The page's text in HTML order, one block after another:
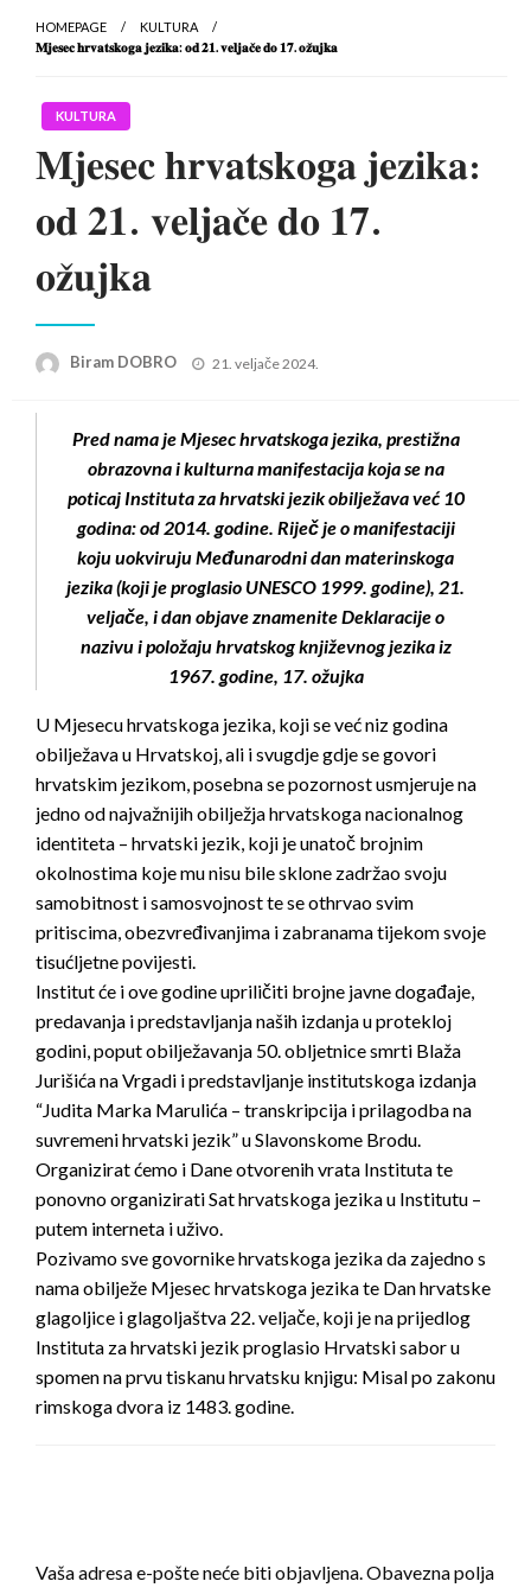
HOMEPAGE
KULTURA
𝐌𝐣𝐞𝐬𝐞𝐜 𝐡𝐫𝐯𝐚𝐭𝐬𝐤𝐨𝐠𝐚 𝐣𝐞𝐳𝐢𝐤𝐚: 𝐨𝐝 𝟐𝟏. 𝐯𝐞𝐥𝐣𝐚𝐜̌𝐞 𝐝𝐨 𝟏𝟕. 𝐨𝐳̌𝐮𝐣𝐤𝐚
KULTURA
𝐌𝐣𝐞𝐬𝐞𝐜 𝐡𝐫𝐯𝐚𝐭𝐬𝐤𝐨𝐠𝐚 𝐣𝐞𝐳𝐢𝐤𝐚:
𝐨𝐝 𝟐𝟏. 𝐯𝐞𝐥𝐣𝐚𝐜̌𝐞 𝐝𝐨 𝟏𝟕.
𝐨𝐳̌𝐮𝐣𝐤𝐚
Biram DOBRO
Posted
21. veljače 2024.
Pred nama je Mjesec hrvatskoga jezika, prestižna
obrazovna i kulturna manifestacija koja se na
poticaj Instituta za hrvatski jezik obilježava već 10
godina: od 2014. godine. Riječ je o manifestaciji
koju uokviruju Međunarodni dan materinskoga
jezika (koji je proglasio UNESCO 1999. godine), 21.
veljače, i dan objave znamenite Deklaracije o
nazivu i položaju hrvatskog književnog jezika iz
1967. godine, 17. ožujka
U Mjesecu hrvatskoga jezika, koji se već niz godina
obilježava u Hrvatskoj, ali i svugdje gdje se govori
hrvatskim jezikom, posebna se pozornost usmjeruje na
jedno od najvažnijih obilježja hrvatskoga nacionalnog
identiteta – hrvatski jezik, koji je unatoč brojnim
okolnostima koje mu nisu bile sklone zadržao svoju
samobitnost i samosvojnost te se othrvao svim
pritiscima, obezvređivanjima i zabranama tijekom svoje
tisućljetne povijesti.
Institut će i ove godine upriličiti brojne javne događaje,
predavanja i predstavljanja naših izdanja u protekloj
godini, poput obilježavanja 50. obljetnice smrti Blaža
Jurišića na Vrgadi i predstavljanje institutskoga izdanja
“Judita Marka Marulića – transkripcija i prilagodba na
suvremeni hrvatski jezik” u Slavonskome Brodu.
Organizirat ćemo i Dane otvorenih vrata Instituta te
ponovno organizirati Sat hrvatskoga jezika u Institutu –
putem interneta i uživo.
Pozivamo sve govornike hrvatskoga jezika da zajedno s
nama obilježe Mjesec hrvatskoga jezika te Dan hrvatske
glagoljice i glagoljaštva 22. veljače, koji je na prijedlog
Instituta za hrvatski jezik proglasio Hrvatski sabor u
spomen na prvu tiskanu hrvatsku knjigu: Misal po zakonu
rimskoga dvora iz 1483. godine.
Vaša adresa e-pošte neće biti objavljena.Obavezna polja